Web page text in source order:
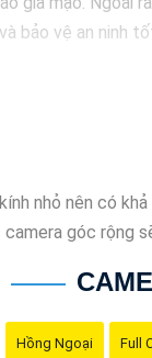
bảo vệ an ninh
nhỏ nên có
góc rộng
Hồng Ngoại Full